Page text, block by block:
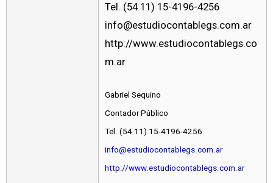
Tel. (54 11) 15-4196-4256
info@estudiocontablegs.com.ar
http://www.estudiocontablegs.co
m.ar
Gabriel Sequino
Contador Público
Tel. (54 11) 15-4196-4256
info@estudiocontablegs.com.ar
http://www.estudiocontablegs.com.ar